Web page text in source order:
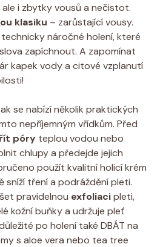
i zbytky vousů a nečistot.
klasiku – zarůstající vousy.
náročné holení, které
zapíchnout. A zapomínat
kapek vody a citové vzplanutí
se nabízí několik praktických
nepříjemným vřídkům. Před
póry teplou vodou nebo
chlupy a předejde jejich
použít kvalitní holicí krém
sníží tření a podráždění pleti.
pravidelnou exfoliacipleti,
kožní buňky a udržuje pleť
po holení také DBÁT na
s aloe vera nebo tea tree